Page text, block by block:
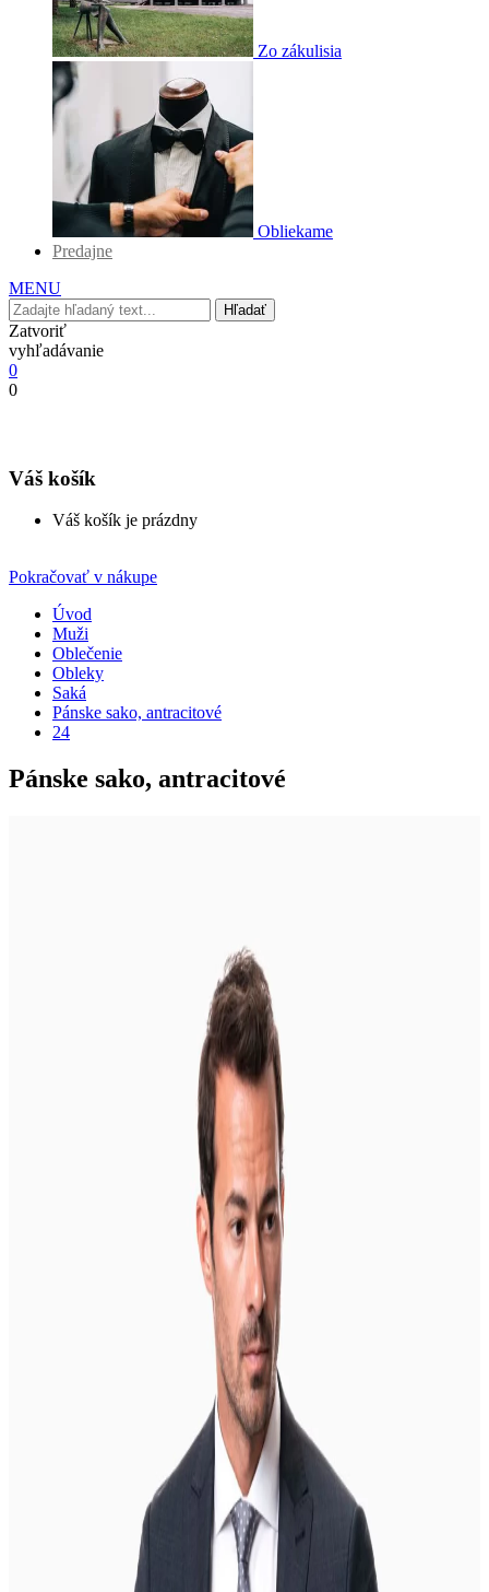
Zo zákulisia
Obliekame
Predajne
MENU
Hľadať
Zatvoriť
vyhľadávanie
0
0
Váš košík
Váš košík je prázdny
Pokračovať v nákupe
Úvod
Muži
Oblečenie
Obleky
Saká
Pánske sako, antracitové
24
Pánske sako, antracitové